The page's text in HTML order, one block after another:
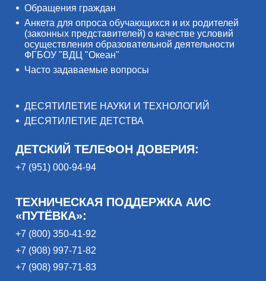
Обращения граждан
Анкета для опроса обучающихся и их родителей
(законных представителей) о качестве условий
осуществления образовательной деятельности
ФГБОУ "ВДЦ "Океан"
Часто задаваемые вопросы
ДЕСЯТИЛЕТИЕ НАУКИ И ТЕХНОЛОГИЙ
ДЕСЯТИЛЕТИЕ ДЕТСТВА
ДЕТСКИЙ ТЕЛЕФОН ДОВЕРИЯ:
+7 (951) 000-94-94
ТЕХНИЧЕСКАЯ ПОДДЕРЖКА АИС
«ПУТЁВКА»:
+7 (800) 350-41-92
+7 (908) 997-71-82
+7 (908) 997-71-83